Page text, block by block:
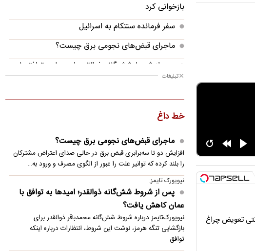
تعویض چراغ
بازخوانی کرد
سفر فرمانده سنتکام به اسرائیل
ماجرای قبض‌های نجومی برق چیست؟
پس از شروط شش‌گانه ذوالقدر؛ امیدها به توافق با
عمان کاهش یافت؟
آیا پنتاگون به‌دنبال خروج از جنگ ایران است؟
صورتحساب میلیارد دلاری جنگ ایران و آمریکا
رسمی؛ پرسپولیس از پدیده ۱۹ ساله رونمایی کرد
پلنگ ایرانی در سالوک دیده شد
پرتاب تخم‌مرغ به سمت نخست‌وزیر کوزوو در
پارلمان
تبلیغات
خط داغ
ماجرای قبض‌های نجومی برق چیست؟
افزایش دو تا سه‌برابری قبض برق در حالی صدای اعتراض مشترکان
را بلند کرده که توانیر علت را عبور از الگوی مصرف و ورود به…
نیویورک تایمز:
پس از شروط شش‌گانه ذوالقدر؛ امیدها به توافق با
عمان کاهش یافت؟
نیویورک‌تایمز درباره شروط شش‌گانه محمدباقر ذوالقدر برای
بازگشایی تنگه هرمز، نوشت این شروط، انتظارات درباره اینکه
توافق…